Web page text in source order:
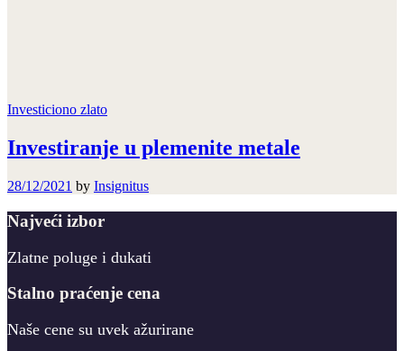
Investiciono zlato
Investiranje u plemenite metale
28/12/2021 by Insignitus
Najveći izbor
Zlatne poluge i dukati
Stalno praćenje cena
Naše cene su uvek ažurirane